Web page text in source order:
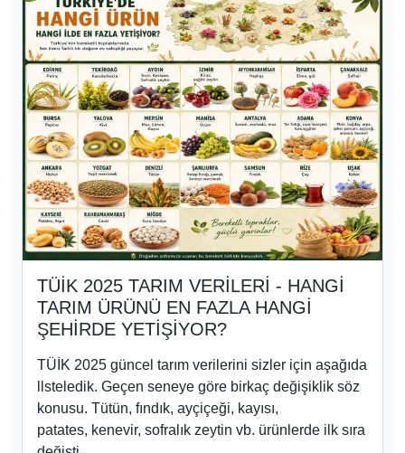
ŞEHİRDE YETİŞİYOR?
TÜİK 2025 güncel tarım verilerini sizler için aşağıda
llsteledik. Geçen seneye göre birkaç değişiklik söz
konusu. Tütün, fındık, ayçiçeği, kayısı,
patates, kenevir, sofralık zeytin vb. ürünlerde ilk sıra
değişti.
3426